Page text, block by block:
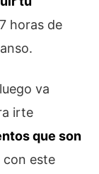
horas de
va
irte
que son
con este